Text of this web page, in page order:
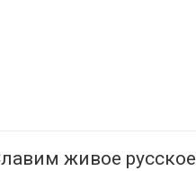
живое